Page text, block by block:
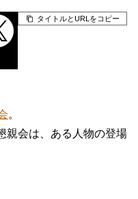
タイトルとURLをコピー
。
親会は、ある人物の登場